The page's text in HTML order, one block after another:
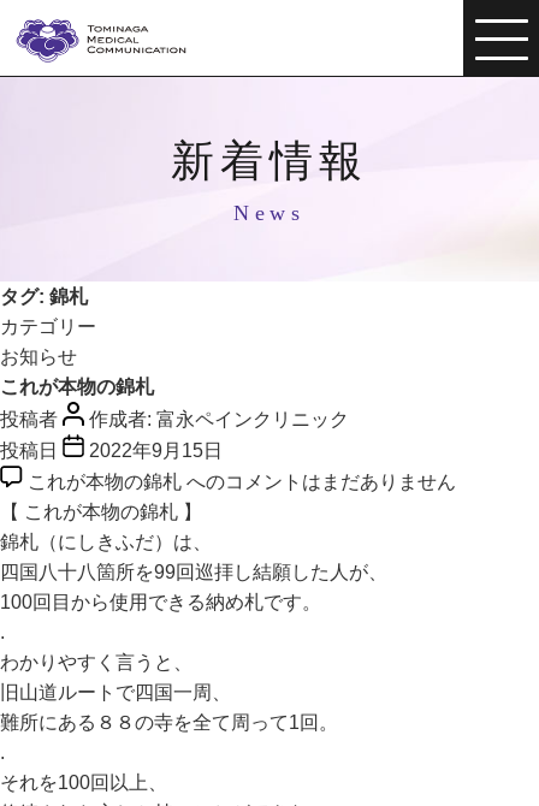
新着情報
News
タグ: 錦札
カテゴリー
お知らせ
これが本物の錦札
投稿者
作成者: 富永ペインクリニック
投稿日
2022年9月15日
これが本物の錦札 へのコメントはまだありません
【 これが本物の錦札 】
錦札（にしきふだ）は、
四国八十八箇所を99回巡拝し結願した人が、
100回目から使用できる納め札です。
.
わかりやすく言うと、
旧山道ルートで四国一周、
難所にある８８の寺を全て周って1回。
.
それを100回以上、